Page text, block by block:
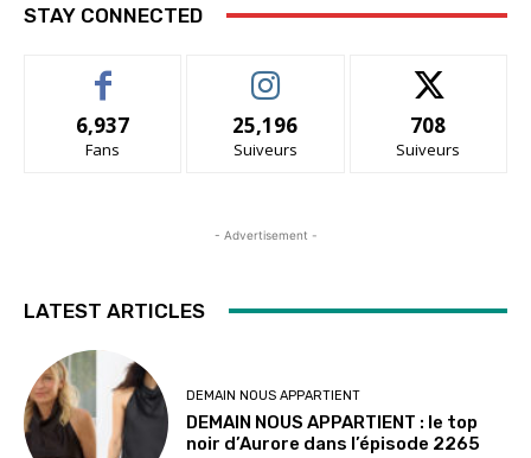
STAY CONNECTED
6,937
Fans
25,196
Suiveurs
708
Suiveurs
- Advertisement -
LATEST ARTICLES
DEMAIN NOUS APPARTIENT
DEMAIN NOUS APPARTIENT : le top
noir d’Aurore dans l’épisode 2265